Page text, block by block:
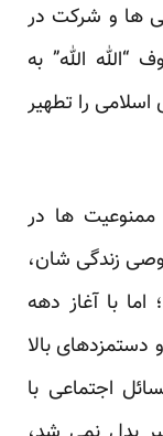
ها و شرکت در
الله” به
را تطهیر
ها در
زندگی شان،
با آغاز دهه
دستمزدهای بالا
اجتماعی با